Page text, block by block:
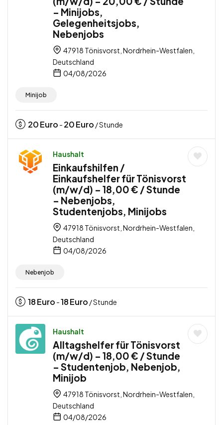
– Minijobs,
Gelegenheitsjobs,
Nebenjobs
47918 Tönisvorst, Nordrhein-Westfalen,
Deutschland
04/08/2026
Minijob
20Euro - 20Euro / Stunde
Haushalt
Einkaufshilfen /
Einkaufshelfer für Tönisvorst
(m/w/d) – 18,00 € / Stunde
– Nebenjobs,
Studentenjobs, Minijobs
47918 Tönisvorst, Nordrhein-Westfalen,
Deutschland
04/08/2026
Nebenjob
18Euro -18Euro / Stunde
Haushalt
Alltagshelfer für Tönisvorst
(m/w/d) – 18,00 € / Stunde
– Studentenjob, Nebenjob,
Minijob
47918 Tönisvorst, Nordrhein-Westfalen,
Deutschland
04/08/2026